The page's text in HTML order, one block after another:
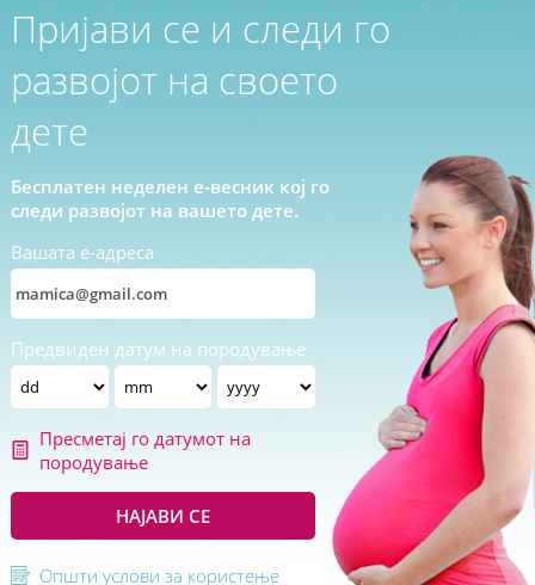
Пријави се и следи го
развојот на своето
дете
Бесплатен неделен е-весник кој го
следи развојот на вашето дете.
Вашата е-адреса
Предвиден датум на породување
Пресметај го датумот на
породување
НАЈАВИ СЕ
Општи услови за користење